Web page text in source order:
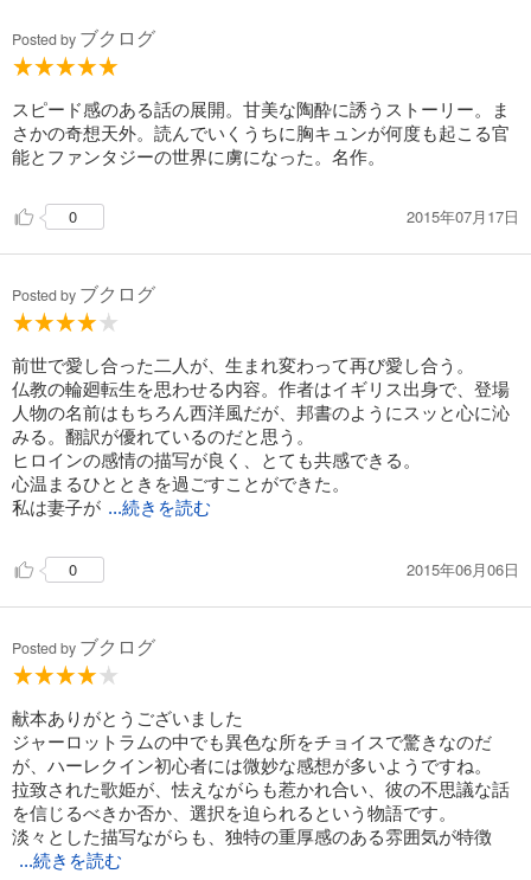
Posted by ブクログ
スピード感のある話の展開。甘美な陶酔に誘うストーリー。ま
さかの奇想天外。読んでいくうちに胸キュンが何度も起こる官
能とファンタジーの世界に虜になった。名作。
0 2015年07月17日
Posted by ブクログ
前世で愛し合った二人が、生まれ変わって再び愛し合う。
仏教の輪廻転生を思わせる内容。作者はイギリス出身で、登場
人物の名前はもちろん西洋風だが、邦書のようにスッと心に沁
みる。翻訳が優れているのだと思う。
ヒロインの感情の描写が良く、とても共感できる。
心温まるひとときを過ごすことができた。
私は妻子が ...続きを読む
0 2015年06月06日
Posted by ブクログ
献本ありがとうございました
ジャーロットラムの中でも異色な所をチョイスで驚きなのだ
が、ハーレクイン初心者には微妙な感想が多いようですね。
拉致された歌姫が、怯えながらも惹かれ合い、彼の不思議な話
を信じるべきか否か、選択を迫られるという物語です。
淡々とした描写ながらも、独特の重厚感のある雰囲気が特徴
...続きを読む